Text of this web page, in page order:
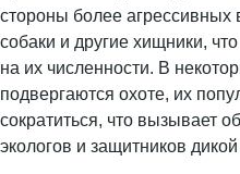
стороны более агрессивных
собаки и другие хищники,
на их численности. В
подвергаются охоте, их
сократиться, что вызывает
экологов и защитников